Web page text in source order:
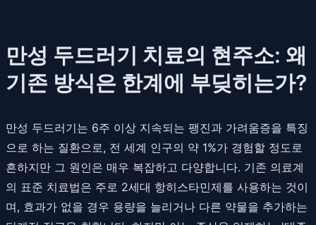
만성 두드러기 치료의 현주소: 왜
기존 방식은 한계에 부딪히는가?
만성 두드러기는 6주 이상 지속되는 팽진과 가려움증을 특징
으로 하는 질환으로, 전 세계 인구의 약 1%가 경험할 정도로
흔하지만 그 원인은 매우 복잡하고 다양합니다. 기존 의료계
의 표준 치료법은 주로 2세대 항히스타민제를 사용하는 것이
며, 효과가 없을 경우 용량을 늘리거나 다른 약물을 추가하는